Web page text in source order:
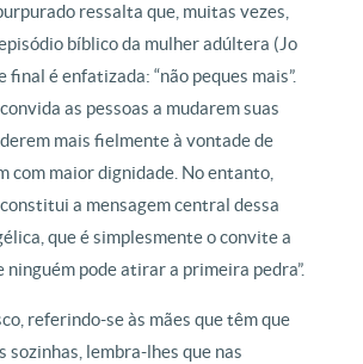
ressalta que, muitas vezes,
bíblico da mulher adúltera (Jo
final é enfatizada: “não peques mais”.
as pessoas a mudarem suas
mais fielmente à vontade de
com maior dignidade. No entanto,
a mensagem central dessa
que é simplesmente o convite a
ninguém pode atirar a primeira pedra”.
referindo-se às mães que têm que
sozinhas, lembra-lhes que nas